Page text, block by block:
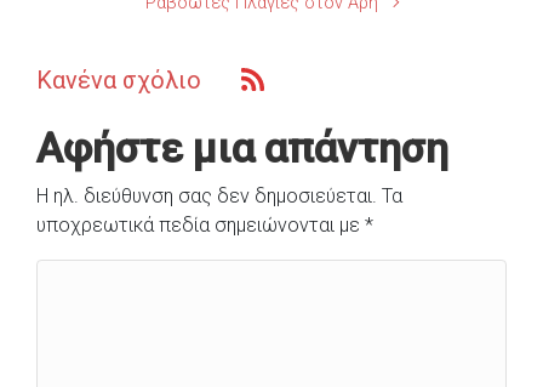
Κανένα σχόλιο
Αφήστε μια απάντηση
Η ηλ. διεύθυνση σας δεν δημοσιεύεται. Τα
υποχρεωτικά πεδία σημειώνονται με *